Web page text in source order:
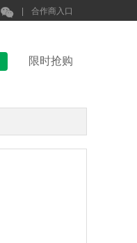
 合作商入口
限时抢购